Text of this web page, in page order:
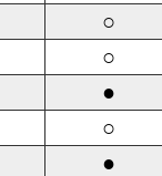
○
○
●
○
●